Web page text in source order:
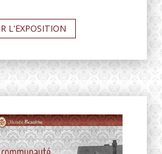
L'EXPOSITION